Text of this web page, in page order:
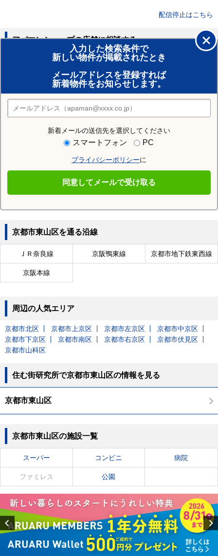
配信停止はこちら
入力した検索条件で
新しい物件が掲載されたとき
メールアドレスを登録すれば
新着物件をお知らせします。
新着メールの送信先を選択してください
スマートフォン PC
プライバシーポリシーに
同意してメールで受け取る
アパマンショップの店舗に相談する
賃貸のプロがお部屋探し！
おまかせ物件リクエスト
住みたい街の店舗を探す
店舗検索
三条京阪駅
東山駅 鳥羽街道駅 清水五条駅
京都市東山区を通る沿線
ＪＲ奈良線 京阪鴨東線 京都市地下鉄東西線
京阪本線
周辺の人気エリア
京都市北区 京都市上京区 京都市左京区
京都市中京区
京都市下京区
京都市南区 京都市右京区
京都市伏見区
京都市山科区
住む街研究所で京都市東山区の情報を見る
京都市東山区
京都市東山区の施設一覧
スーパー コンビニ 病院
ファミレス 公園
Previous